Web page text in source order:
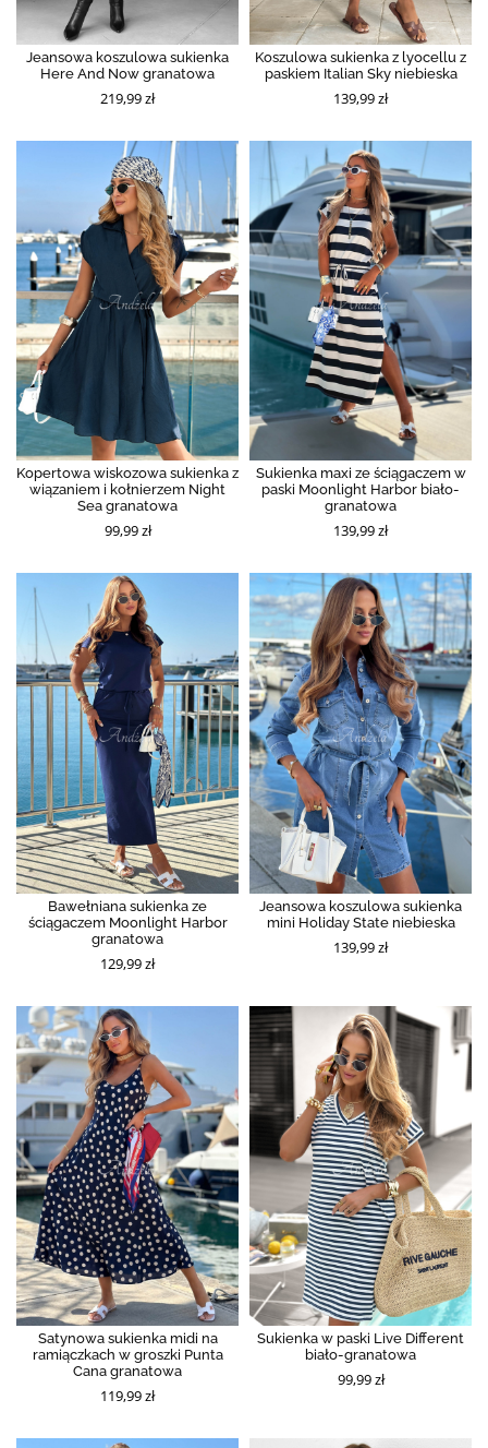
Jeansowa koszulowa sukienka
Here And Now granatowa
219,99 zł
Koszulowa sukienka z lyocellu z
paskiem Italian Sky niebieska
139,99 zł
Kopertowa wiskozowa sukienka z
wiązaniem i kołnierzem Night
Sea granatowa
99,99 zł
Sukienka maxi ze ściągaczem w
paski Moonlight Harbor biało-
granatowa
139,99 zł
Bawełniana sukienka ze
ściągaczem Moonlight Harbor
granatowa
129,99 zł
Jeansowa koszulowa sukienka
mini Holiday State niebieska
139,99 zł
Satynowa sukienka midi na
ramiączkach w groszki Punta
Cana granatowa
119,99 zł
Sukienka w paski Live Different
biało-granatowa
99,99 zł